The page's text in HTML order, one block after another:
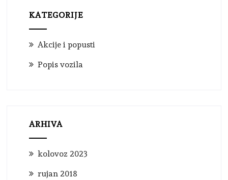
KATEGORIJE
Akcije i popusti
Popis vozila
ARHIVA
kolovoz 2023
rujan 2018